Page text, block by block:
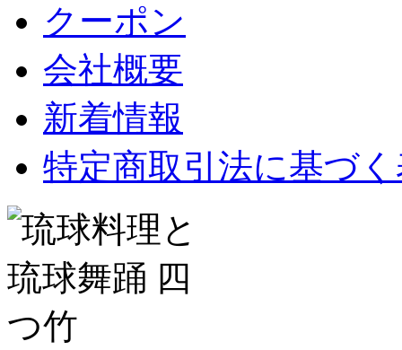
クーポン
会社概要
新着情報
特定商取引法に基づ